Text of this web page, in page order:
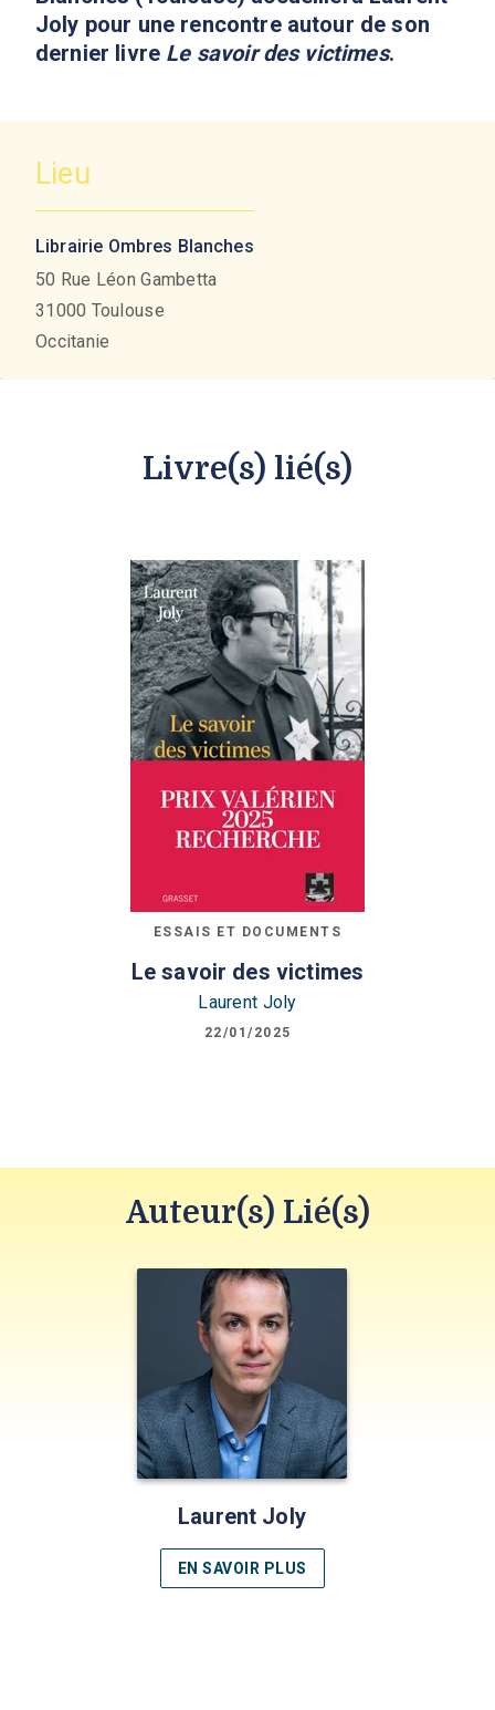
Joly pour une rencontre autour de son
dernier livre Le savoir des victimes.
Lieu
Librairie Ombres Blanches
50 Rue Léon Gambetta
31000 Toulouse
Occitanie
Livre(s) lié(s)
ESSAIS ET DOCUMENTS
Le savoir des victimes
Laurent Joly
22/01/2025
Auteur(s) Lié(s)
Laurent Joly
EN SAVOIR PLUS